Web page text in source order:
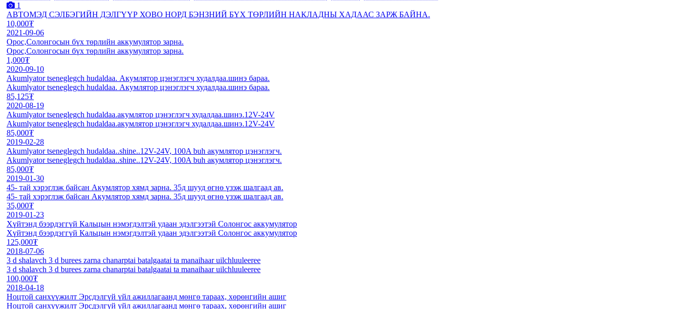
1
АВТОМЭД СЭЛБЭГИЙН ДЭЛГҮҮР ХОВО НОРД БЭНЗНИЙ БҮХ ТӨРЛИЙН НАКЛАДНЫ ХАДААС ЗАРЖ БАЙНА.
10,000₮
2021-09-06
Орос,Солонгосын бүх төрлийн аккумулятор зарна.
Орос,Солонгосын бүх төрлийн аккумулятор зарна.
1,000₮
2020-09-10
Akumlyator tseneglegch hudaldaa. Акумлятор цэнэглэгч худалдаа.шинэ бараа.
Akumlyator tseneglegch hudaldaa. Акумлятор цэнэглэгч худалдаа.шинэ бараа.
85,125₮
2020-08-19
Akumlyator tseneglegch hudaldaa.акумлятор цэнэглэгч худалдаа.шинэ.12V-24V
Akumlyator tseneglegch hudaldaa.акумлятор цэнэглэгч худалдаа.шинэ.12V-24V
85,000₮
2019-02-28
Akumlyator tseneglegch hudaldaa..shine..12V-24V, 100A buh акумлятор цэнэглэгч.
Akumlyator tseneglegch hudaldaa..shine..12V-24V, 100A buh акумлятор цэнэглэгч.
85,000₮
2019-01-30
45- тай хэрэглэж байсан Акумлятор хямд зарна. 35д шууд өгнө үзэж шалгаад ав.
45- тай хэрэглэж байсан Акумлятор хямд зарна. 35д шууд өгнө үзэж шалгаад ав.
35,000₮
2019-01-23
Хүйтэнд бээрдэггүй Кальцын нэмэгдэлтэй удаан эдэлгээтэй Солонгос аккумулятор
Хүйтэнд бээрдэггүй Кальцын нэмэгдэлтэй удаан эдэлгээтэй Солонгос аккумулятор
125,000₮
2018-07-06
3 d shalavch 3 d burees zarna chanarptai batalgaatai ta manaihaar uilchluuleeree
3 d shalavch 3 d burees zarna chanarptai batalgaatai ta manaihaar uilchluuleeree
100,000₮
2018-04-18
Ноцтой санхүүжилт Эрсдэлгүй үйл ажиллагаанд мөнгө тараах, хөрөнгийн ашиг
Ноцтой санхүүжилт Эрсдэлгүй үйл ажиллагаанд мөнгө тараах, хөрөнгийн ашиг